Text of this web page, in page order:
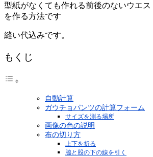
型紙がなくても作れる前後のないウエ
を作る方法です
縫い代込みです。
もくじ
自動計算
ガウチョパンツの計算フォーム
サイズを測る場所
画像の色の説明
布の切り方
上下を折る
脇と股の下の線を引く